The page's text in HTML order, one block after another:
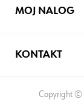
MOJ NALOG
KONTAKT
Copyright ©